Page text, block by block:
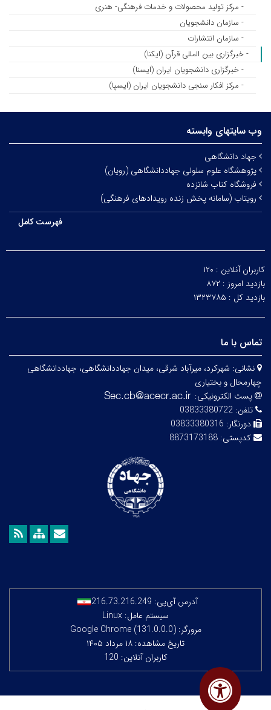
- مرکز تولید محصولات و خدمات فرهنگی- هنری
- سازمان دانشجویان
- سازمان انتشارات
- خبرگزاری بین المللی قرآن (ایکنا)
- خبرگزاری دانشجویان ایران (ایسنا)
- مرکز افکار سنجی دانشجویان ایران (ایسپا)
وب سایتهای وابسته
جهاد دانشگاهی
پژوهشگاه علوم سلولی جهاددانشگاهی (رویان)
فروشگاه کتاب شانزده
رویتاب (سامانه پخش زنده رویدادهای فرهنگی)
فهرست کامل
کاربران آنلاین : ۱۲۰
بازدید امروز : ۸۷۲
بازدید کل : ۱۳۲۳۷۸۵
تماس با ما
نشانی: شهرکرد، میرآباد شرقی، میدان جهاددانشگاهی، جهاددانشگاهی
چهارمحال و بختیاری
پست الکترونیکی:
تلفن: 03833380722
دورنگار: 03833380316
کدپستی: 8873173188
آدرس آی‌پی: 216.73.216.249
سیستم عامل: Linux
مرورگر: Google Chrome (131.0.0.0)
تاریخ مشاهده: ۱۸ مرداد ۱۴۰۵
کاربران آنلاین: 120